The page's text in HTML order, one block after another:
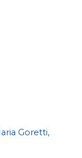
Goretti,